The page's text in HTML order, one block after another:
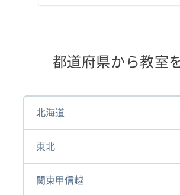
都道府県から教室
北海道
東北
関東甲信越